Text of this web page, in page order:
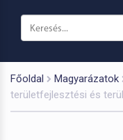
Főoldal Magyarázatok
területfejlesztési és